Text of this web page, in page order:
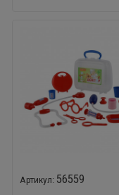
56559